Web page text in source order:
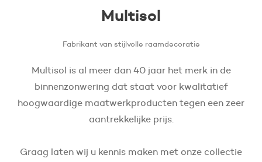
Multisol
Fabrikant van stijlvolle raamdecoratie
Multisol is al meer dan 40 jaar het merk in de
binnenzonwering dat staat voor kwalitatief
hoogwaardige maatwerkproducten tegen een zeer
aantrekkelijke prijs.
Graag laten wij u kennis maken met onze collectie